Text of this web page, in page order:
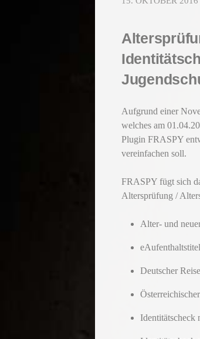
Aufgrund einer
welches am
Plugin FRASPY
vereinfachen soll.
FRASPY fügt sich
Altersprüfung /
Alter- und
Deutscher